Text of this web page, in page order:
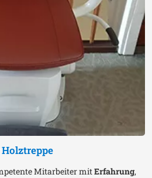
Mitarbeiter mitErfahrung,